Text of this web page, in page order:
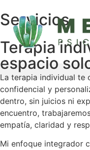
Servicios
Terapia
espacio
La terapia individual te
confidencial y
dentro, sin juicios ni
encuentro,
empatía, claridad y
Mi enfoque integrador